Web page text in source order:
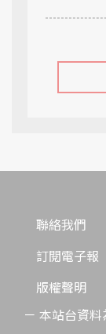
聯絡我們
訂閱電子報
版權聲明
－ 本站台資